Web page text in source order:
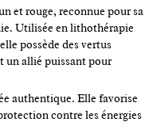
et rouge, reconnue pour sa
Utilisée en lithothérapie
possède des vertus
un allié puissant pour
authentique. Elle favorise
contre les énergies